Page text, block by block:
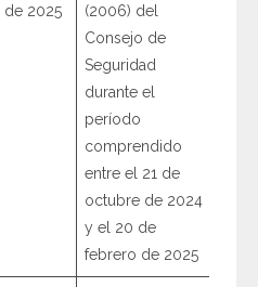
de 2025
(2006) del
Consejo de
Seguridad
durante el
período
comprendido
entre el 21 de
octubre de 2024
y el 20 de
febrero de 2025